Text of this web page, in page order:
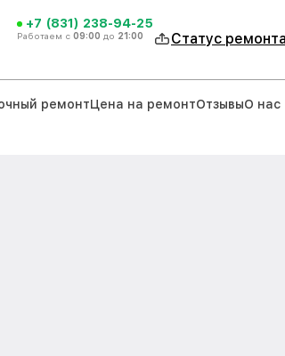
+7 (831) 238-94-25
Работаем с 09:00 до 21:00 Статус ремонта
ремонтЦена на ремонтОтзывыО нас